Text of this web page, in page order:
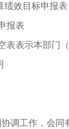
效目标申报表
报表
表示本部门（
工作，会同